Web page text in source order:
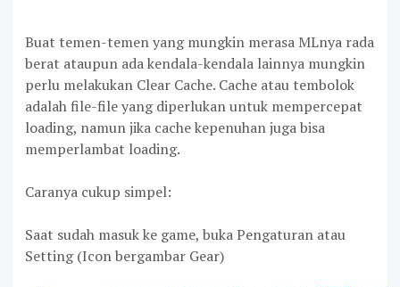
Buat temen-temen yang mungkin merasa MLnya rada
berat ataupun ada kendala-kendala lainnya mungkin
perlu melakukan Clear Cache. Cache atau tembolok
adalah file-file yang diperlukan untuk mempercepat
loading, namun jika cache kepenuhan juga bisa
memperlambat loading.
Caranya cukup simpel:
Saat sudah masuk ke game, buka Pengaturan atau
Setting (Icon bergambar Gear)